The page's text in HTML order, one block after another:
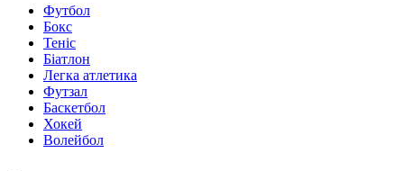
Футбол
Бокс
Теніс
Біатлон
Легка атлетика
Футзал
Баскетбол
Хокей
Волейбол